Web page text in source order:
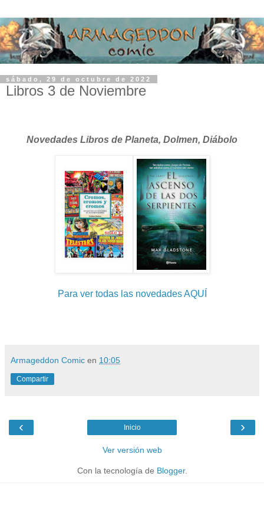
sábado, 29 de octubre de 2022
Libros 3 de Noviembre
Novedades Libros de Planeta, Dolmen, Diábolo
Para ver todas las novedades AQUÍ
Armageddon Comic en 10:05
Compartir
‹ ›
Inicio
Ver versión web
Con la tecnología de Blogger.